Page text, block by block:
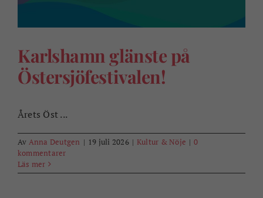
Karlshamn glänste på
Östersjöfestivalen!
Årets Öst ...
Av Anna Deutgen | 19 juli 2026 | Kultur & Nöje | 0
kommentarer
Läs mer